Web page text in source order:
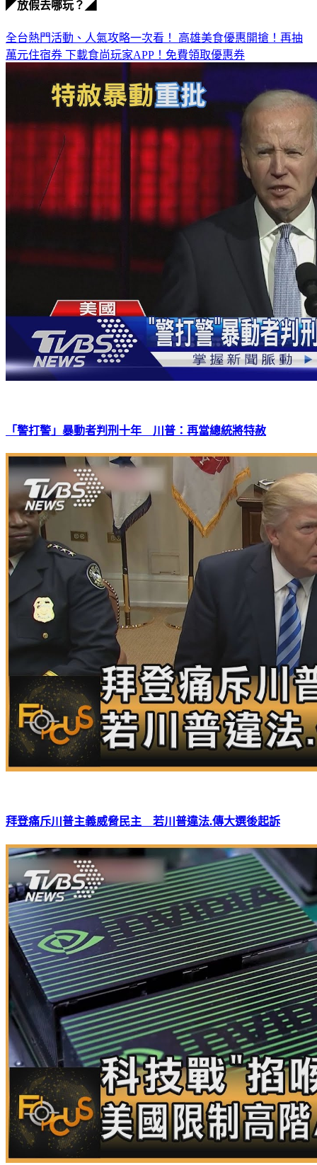
◤放假去哪玩？◢
全台熱門活動、人氣攻略一次看！ 高雄美食優惠開搶！再抽
萬元住宿券 下載食尚玩家APP！免費領取優惠券
「警打警」暴動者判刑十年 川普：再當總統將特赦
拜登痛斥川普主義威脅民主 若川普違法.傳大選後起訴